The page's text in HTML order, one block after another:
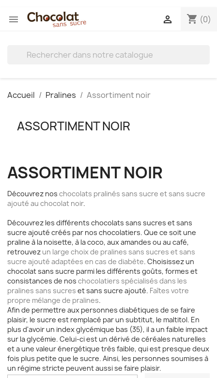
 shopping_cart (0)

Accueil Pralines Assortiment noir
ASSORTIMENT NOIR
ASSORTIMENT NOIR
Découvrez nos chocolats pralinés sans sucre et sans sucre
ajouté au chocolat noir.
Découvrez les différents chocolats sans sucres et sans
sucre ajouté créés par nos chocolatiers. Que ce soit une
praline à la noisette, à la coco, aux amandes ou au café,
retrouvez un large choix de pralines sans sucres et sans
sucre ajouté adaptées en cas de diabète. Choisissez un
chocolat sans sucre parmi les différents goûts, formes et
consistances de nos chocolatiers spécialisés dans les
pralines sans sucres et sans sucre ajouté. Faîtes votre
propre mélange de pralines.
Afin de permettre aux personnes diabétiques de se faire
plaisir, le sucre est remplacé par un subtitut, le maltitol. En
plus d'avoir un index glycémique bas (35), il a un faible impact
sur la glycémie. Celui-ci est un dérivé de céréales naturelles
et a une valeur énergétique très faible, qui est presque deux
fois plus petite que le sucre. Ainsi, les personnes soumises à
un régime stricte peuvent aussi se faire plaisir.